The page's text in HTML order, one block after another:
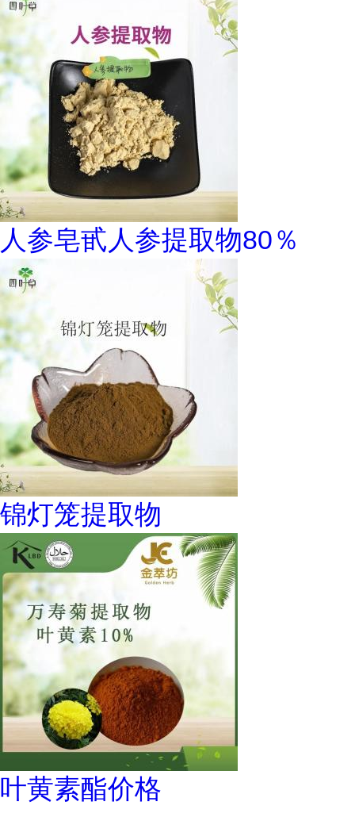
人参皂甙人参提取物80％
锦灯笼提取物
叶黄素酯价格